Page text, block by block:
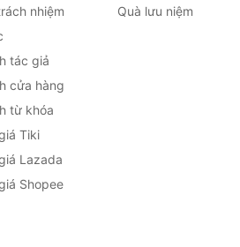
nhiệm
tác giả
cửa hàng
từ khóa
Tiki
Lazada
Shopee
Quà lưu niệm